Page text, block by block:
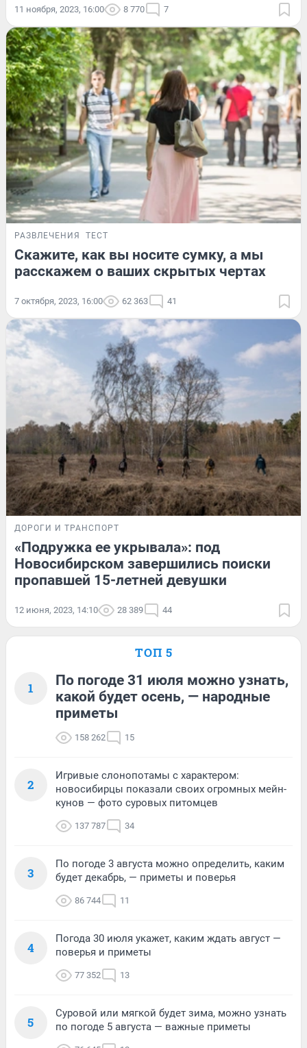
11 ноября, 2023, 16:00 8 770 7
РАЗВЛЕЧЕНИЯ ТЕСТ
Скажите, как вы носите сумку, а мы
расскажем о ваших скрытых чертах
7 октября, 2023, 16:00 62 363 41
ДОРОГИ И ТРАНСПОРТ
«Подружка ее укрывала»: под
Новосибирском завершились поиски
пропавшей 15-летней девушки
12 июня, 2023, 14:10 28 389 44
ТОП 5
1
По погоде 31 июля можно узнать,
какой будет осень, — народные
приметы
158 262 15
2
Игривые слонопотамы с характером:
новосибирцы показали своих огромных мейн-
кунов — фото суровых питомцев
137 787 34
3
По погоде 3 августа можно определить, каким
будет декабрь, — приметы и поверья
86 744 11
4
Погода 30 июля укажет, каким ждать август —
поверья и приметы
77 352 13
5
Суровой или мягкой будет зима, можно узнать
по погоде 5 августа — важные приметы